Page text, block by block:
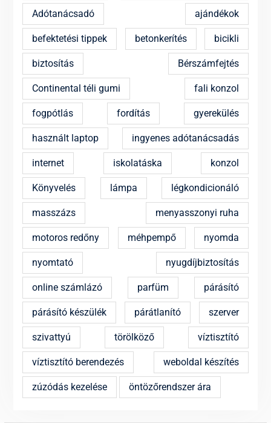
Adótanácsadó ajándékok
befektetési tippek betonkerítés bicikli
biztosítás Bérszámfejtés
Continental téli gumi fali konzol
fogpótlás fordítás gyerekülés
használt laptop ingyenes adótanácsadás
internet iskolatáska konzol
Könyvelés lámpa légkondicionáló
masszázs menyasszonyi ruha
motoros redőny méhpempő nyomda
nyomtató nyugdíjbiztosítás
online számlázó parfüm párásító
párásító készülék párátlanító szerver
szivattyú törölköző víztisztító
víztisztító berendezés weboldal készítés
zúzódás kezelése öntözőrendszer ára